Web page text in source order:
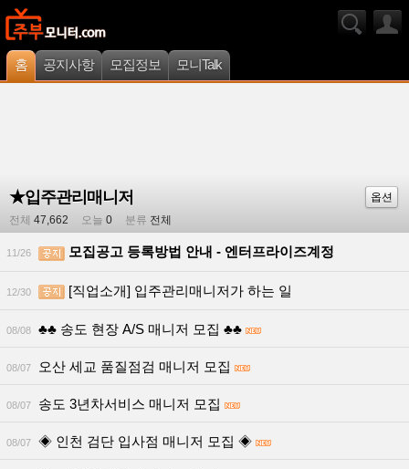
홈 공지사항 모집정보 모니Talk
★입주관리매니저
옵션
전체 47,662 오늘 0 분류 전체
11/26 모집공고 등록방법 안내 - 엔터프라이즈계정
12/30 [직업소개] 입주관리매니저가 하는 일
08/08 ♣♣ 송도 현장 A/S 매니저 모집 ♣♣
08/07 오산 세교 품질점검 매니저 모집
08/07 송도 3년차서비스 매니저 모집
08/07 ◈ 인천 검단 입사점 매니저 모집 ◈